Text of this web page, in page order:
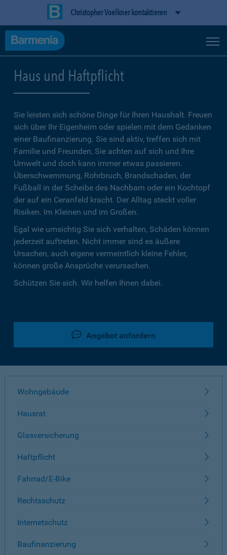
Christopher Voelkner kontaktieren
Haus und Haftpflicht
Sie leisten sich schöne Dinge für Ihren Haushalt. Freuen
sich über Ihr Eigenheim oder spielen mit dem Gedanken
einer Baufinanzierung. Sie sind aktiv, treffen sich mit
Familie und Freunden, Sie achten auf sich und Ihre
Umwelt und doch kann immer etwas passieren.
Überschwemmung, Rohrbruch, Brandschaden, der
Fußball in der Scheibe des Nachbarn oder ein Kochtopf
der auf ein Ceranfeld kracht. Der Alltag steckt voller
Risiken. Im Kleinen und im Großen.
Egal wie umsichtig Sie sich verhalten, Schäden können
jederzeit auftreten. Nicht immer sind es äußere
Ursachen, auch eigene vermeintlich kleine Fehler,
können große Ansprüche verursachen.
Schützen Sie sich. Wir helfen Ihnen dabei.
Angebot anfordern
Wohngebäude
Hausrat
Glasversicherung
Haftpflicht
Fahrrad/E-Bike
Rechtsschutz
Internetschutz
Baufinanzierung